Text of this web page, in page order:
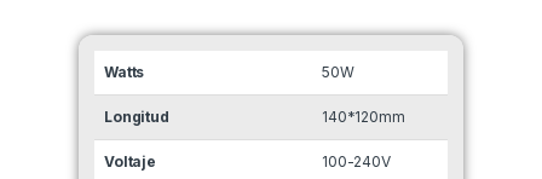
Watts 50W
Longitud 140*120mm
Voltaje 100-240V